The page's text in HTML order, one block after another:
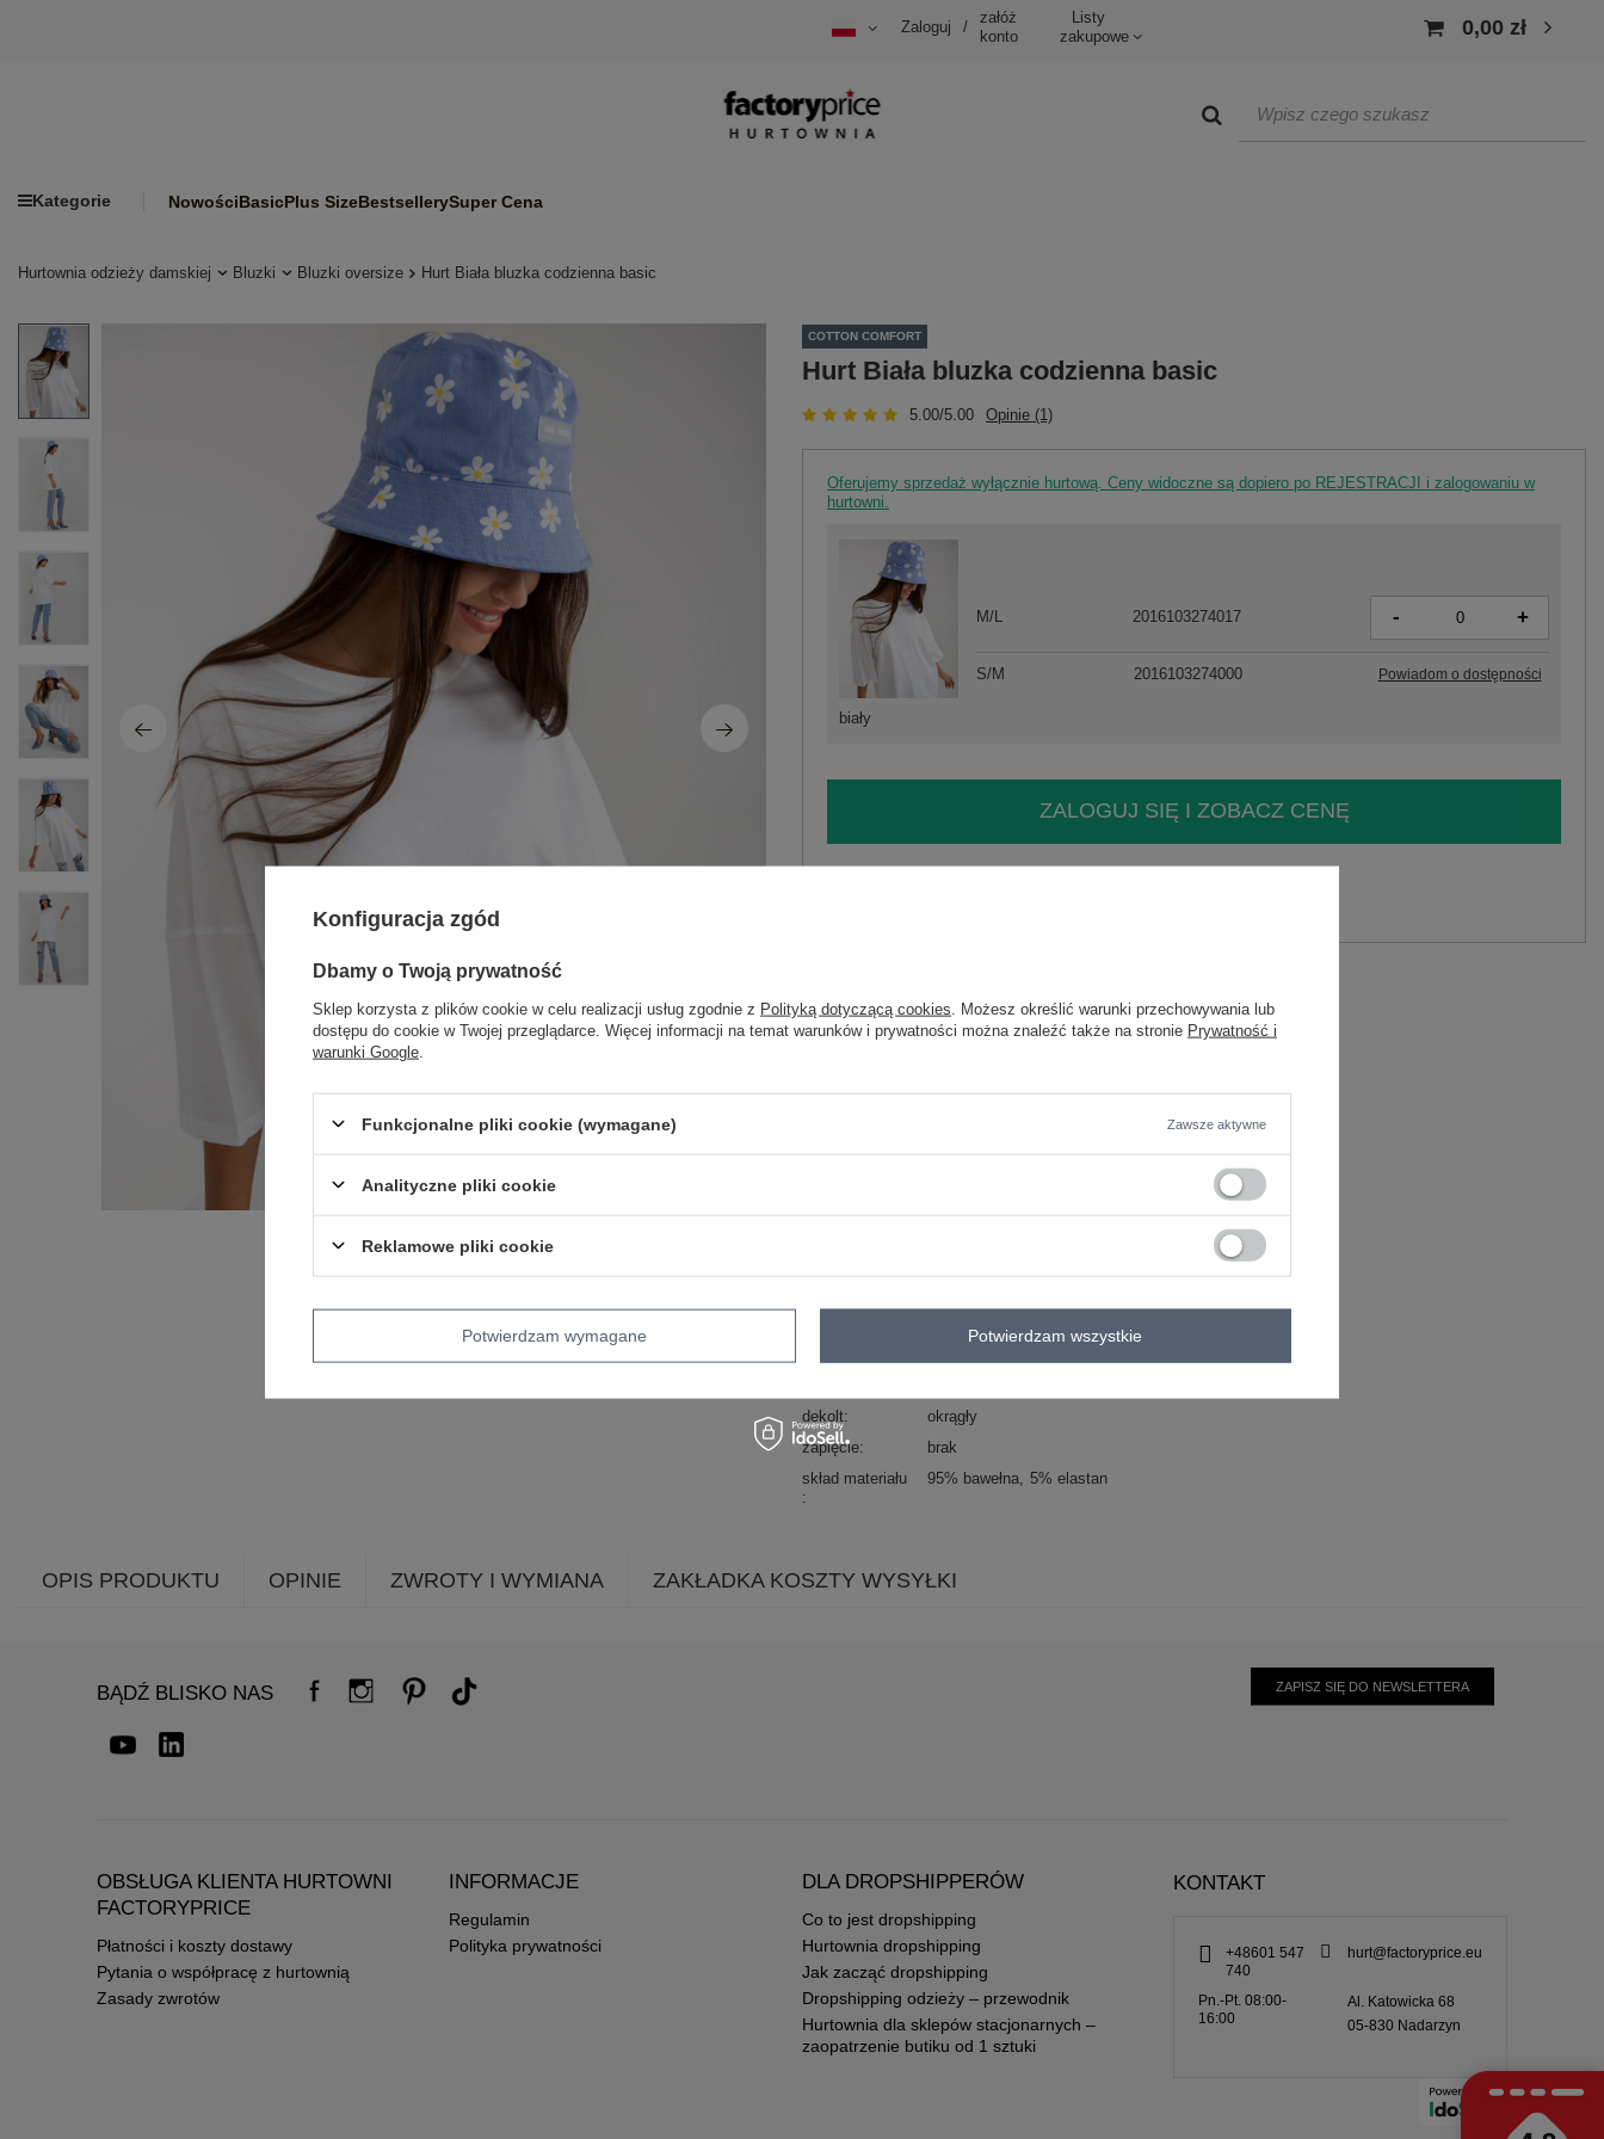
Zaloguj /
załóż
konto
Listy
zakupowe
0,00 zł
Kategorie NowościBasicPlus SizeBestsellerySuper Cena
Hurtownia odzieży damskiej Bluzki Bluzki oversize Hurt Biała bluzka codzienna basic
COTTON COMFORT
Hurt Biała bluzka codzienna basic
5.00/5.00 Opinie (1)
Oferujemy sprzedaż wyłącznie hurtową. Ceny widoczne są dopiero po REJESTRACJI i zalogowaniu w
hurtowni.
biały
M/L 2016103274017 - +
S/M 2016103274000 Powiadom o dostępności
ZALOGUJ SIĘ I ZOBACZ CENĘ
sposób prania: pranie w pralce w 30°C
dekolt
okrągły
zapięcie
brak
skład materiału
95% bawełna 5% elastan
OPIS PRODUKTU OPINIE ZWROTY I WYMIANA ZAKŁADKA KOSZTY WYSYŁKI
BĄDŹ BLISKO NAS ZAPISZ SIĘ DO NEWSLETTERA
OBSŁUGA KLIENTA HURTOWNI
FACTORYPRICE
Płatności i koszty dostawy
Pytania o współpracę z hurtownią
Zasady zwrotów
INFORMACJE
Regulamin
Polityka prywatności
DLA DROPSHIPPERÓW
Co to jest dropshipping
Hurtownia dropshipping
Jak zacząć dropshipping
Dropshipping odzieży – przewodnik
Hurtownia dla sklepów stacjonarnych –
zaopatrzenie butiku od 1 sztuki
KONTAKT
+48601 547
740
hurt@factoryprice.eu
Pn.-Pt. 08:00-
16:00
Al. Katowicka 68
05-830 Nadarzyn
Konfiguracja zgód
Dbamy o Twoją prywatność
Sklep korzysta z plików cookie w celu realizacji usług zgodnie z Polityką dotyczącą cookies . Możesz określić warunki przechowywania lub
dostępu do cookie w Twojej przeglądarce. Więcej informacji na temat warunków i prywatności można znaleźć także na stronie Prywatność i
warunki Google
Funkcjonalne pliki cookie (wymagane) Zawsze aktywne
Analityczne pliki cookie
Reklamowe pliki cookie
Potwierdzam wymagane Potwierdzam wszystkie